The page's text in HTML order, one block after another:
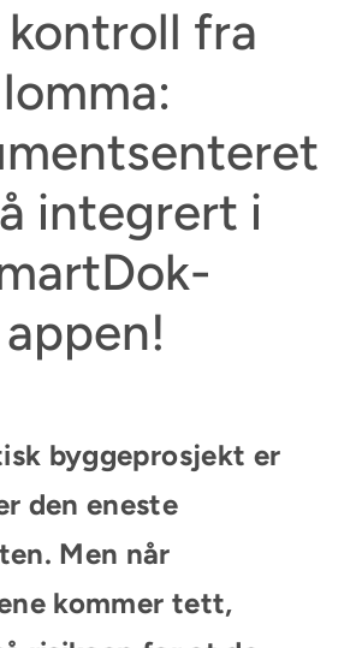
kontroll fra
lomma:
integrert i
appen!
byggeprosjekt er
den eneste
Men når
kommer tett,